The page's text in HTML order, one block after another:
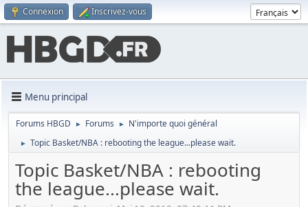
Connexion Inscrivez-vous
Menu principal
Forums HBGD ► Forums ► N'importe quoi général
► Topic Basket/NBA : rebooting the league...please wait.
Topic Basket/NBA : rebooting
the league...please wait.